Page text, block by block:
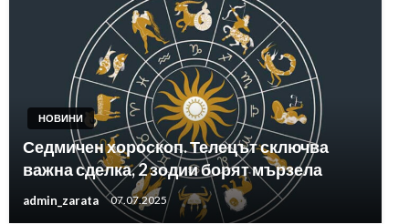
НОВИНИ
Седмичен хороскоп. Телецът сключва
важна сделка, 2 зодии борят мързела
admin_zarata 07.07.2025